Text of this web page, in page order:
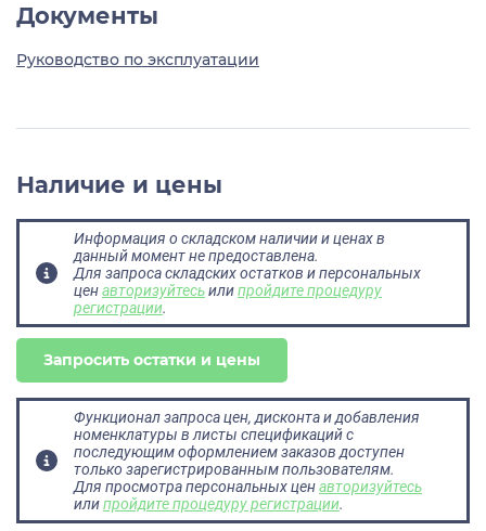
Документы
Руководство по эксплуатации
Наличие и цены
Информация о складском наличии и ценах в
данный момент не предоставлена.
Для запроса складских остатков и персональных
ценавторизуйтесьилипройдите процедуру
регистрации.
Запросить остатки и цены
Функционал запроса цен, дисконта и добавления
номенклатуры в листы спецификаций с
последующим оформлением заказов доступен
только зарегистрированным пользователям.
Для просмотра персональных ценавторизуйтесь
илипройдите процедуру регистрации.